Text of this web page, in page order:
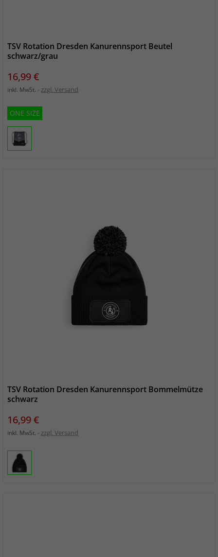
TSV Rotation Dresden Kanurennsport Beutel
schwarz/grau
Preis
16,99 €
inkl. MwSt. zzgl. Versand
ONE SIZE
TSV Rotation Dresden Kanurennsport Bommelmütze
schwarz
Preis
16,99 €
inkl. MwSt. zzgl. Versand